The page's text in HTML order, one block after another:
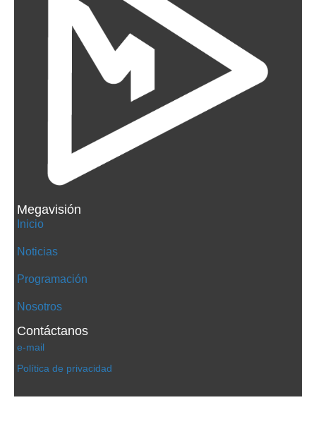
Megavisión
Inicio
Noticias
Programación
Nosotros
Contáctanos
e-mail
Política de privacidad